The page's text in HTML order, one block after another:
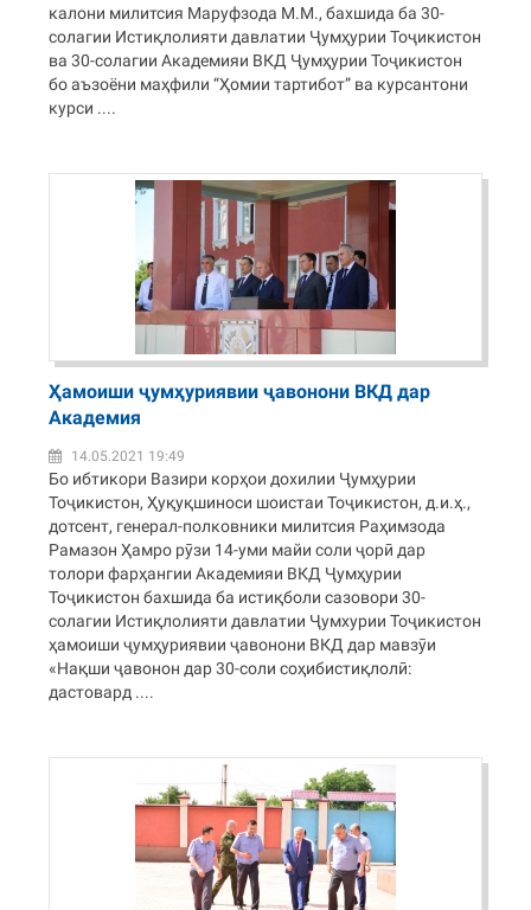
калони милитсия Маруфзода М.М., бахшида ба 30-
солагии Истиқлолияти давлатии Ҷумҳурии Тоҷикистон
ва 30-солагии Академияи ВКД Ҷумҳурии Тоҷикистон
бо аъзоёни маҳфили “Ҳомии тартибот” ва курсантони
курси ....
Ҳамоиши ҷумҳуриявии ҷавонони ВКД дар
Академия
14.05.2021 19:49
Бо ибтикори Вазири корҳои дохилии Ҷумҳурии
Тоҷикистон, Ҳуқуқшиноси шоистаи Тоҷикистон, д.и.ҳ.,
дотсент, генерал-полковники милитсия Раҳимзода
Рамазон Ҳамро рӯзи 14-уми майи соли ҷорӣ дар
толори фарҳангии Академияи ВКД Ҷумҳурии
Тоҷикистон бахшида ба истиқболи сазовори 30-
солагии Истиқлолияти давлатии Ҷумхурии Тоҷикистон
ҳамоиши ҷумҳуриявии ҷавонони ВКД дар мавзӯи
«Нақши ҷавонон дар 30-соли соҳибистиқлолӣ:
дастовард ....